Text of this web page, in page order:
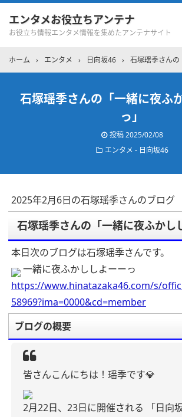
エンタメお役立ちアンテナ
お役立ち情報エンタメ情報を集めたアンテナサイト
ホーム › エンタメ › 日向坂46 › 石塚瑶季さん
石塚瑶季さんの「一緒に夜ふ
っ」
投稿2025/02/08
エンタメ - 日向坂46
2025年2月6日の石塚瑶季さんのブログ
石塚瑶季さんの「一緒に夜ふかし
本日次のブログは石塚瑶季さんです。
一緒に夜ふかししよーーっ
https://www.hinatazaka46.com/s/
58969?ima=0000&cd=member
ブログの概要
皆さんこんにちは！瑶季です💎
2月22日、23日に開催される
「日向